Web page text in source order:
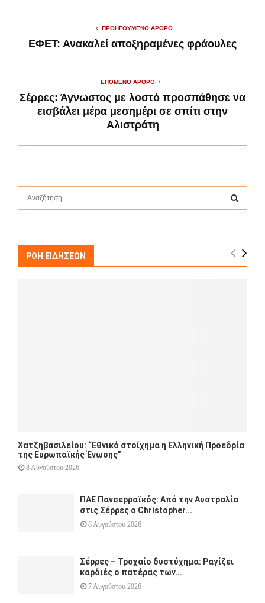
ΠΡΟΗΓΟΎΜΕΝΟ ΆΡΘΡΟ
ΕΦΕΤ: Ανακαλεί αποξηραμένες φράουλες
ΕΠΌΜΕΝΟ ΆΡΘΡΟ
Σέρρες: Άγνωστος με λοστό προσπάθησε να
εισβάλει μέρα μεσημέρι σε σπίτι στην
Αλιστράτη
f
A
ΡΟΗ ΕΙΔΗΣΕΩΝ
Χατζηβασιλείου: “Εθνικό στοίχημα η Ελληνική Προεδρία
της Ευρωπαϊκής Ένωσης”
8 Αυγούστου 2026
ΠΑΕ Πανσερραϊκός: Από την Αυστραλία
στις Σέρρες ο Christopher...
8 Αυγούστου 2026
Σέρρες – Τροχαίο δυστύχημα: Ραγίζει
καρδιές ο πατέρας των...
7 Αυγούστου 2026